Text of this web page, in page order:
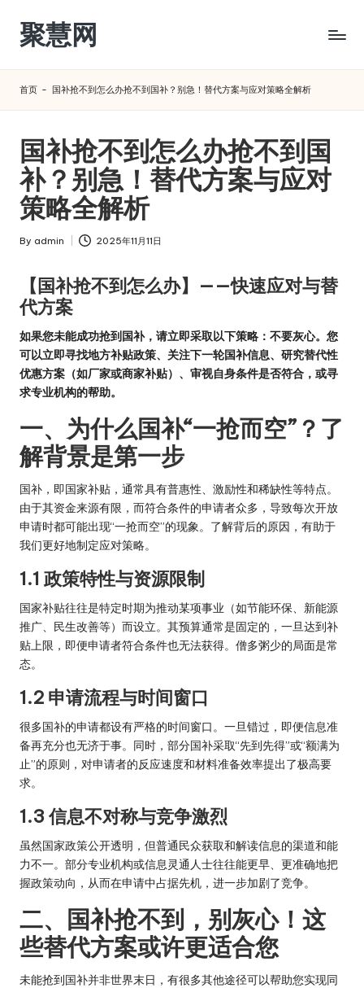
Skip
content
聚慧网
首页 - 国补抢不到怎么办抢不到国补？别急！替代方案与应对策略全解析
国补抢不到怎么办抢不到国
补？别急！替代方案与应对
策略全解析
Posted
By admin 2025年11月11日
【国补抢不到怎么办】——快速应对与替
代方案
如果您未能成功抢到国补，请立即采取以下策略：不要灰心。您
可以立即寻找地方补贴政策、关注下一轮国补信息、研究替代性
优惠方案（如厂家或商家补贴）、审视自身条件是否符合，或寻
求专业机构的帮助。
一、为什么国补“一抢而空”？了
解背景是第一步
国补，即国家补贴，通常具有普惠性、激励性和稀缺性等特点。
由于其资金来源有限，而符合条件的申请者众多，导致每次开放
申请时都可能出现“一抢而空”的现象。了解背后的原因，有助于
我们更好地制定应对策略。
1.1 政策特性与资源限制
国家补贴往往是特定时期为推动某项事业（如节能环保、新能源
推广、民生改善等）而设立。其预算通常是固定的，一旦达到补
贴上限，即便申请者符合条件也无法获得。僧多粥少的局面是常
态。
1.2 申请流程与时间窗口
很多国补的申请都设有严格的时间窗口。一旦错过，即便信息准
备再充分也无济于事。同时，部分国补采取“先到先得”或“额满为
止”的原则，对申请者的反应速度和材料准备效率提出了极高要
求。
1.3 信息不对称与竞争激烈
虽然国家政策公开透明，但普通民众获取和解读信息的渠道和能
力不一。部分专业机构或信息灵通人士往往能更早、更准确地把
握政策动向，从而在申请中占据先机，进一步加剧了竞争。
二、国补抢不到，别灰心！这
些替代方案或许更适合您
未能抢到国补并非世界末日，有很多其他途径可以帮助您实现同